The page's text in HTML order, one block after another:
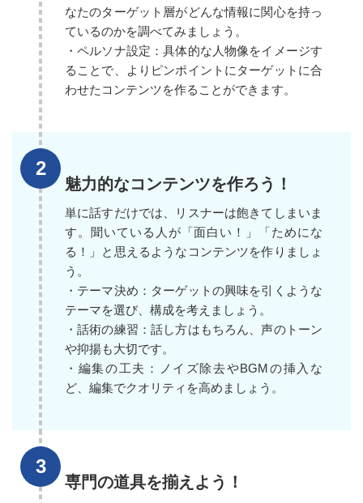
なたのターゲット層がどんな情報に関心を持っ
ているのかを調べてみましょう。
・ペルソナ設定：具体的な人物像をイメージす
ることで、よりピンポイントにターゲットに合
わせたコンテンツを作ることができます。
魅力的なコンテンツを作ろう！
単に話すだけでは、リスナーは飽きてしまいま
す。聞いている人が「面白い！」「ためにな
る！」と思えるようなコンテンツを作りましょ
う。
・テーマ決め：ターゲットの興味を引くような
テーマを選び、構成を考えましょう。
・話術の練習：話し方はもちろん、声のトーン
や抑揚も大切です。
・編集の工夫：ノイズ除去やBGMの挿入な
ど、編集でクオリティを高めましょう。
専門の道具を揃えよう！